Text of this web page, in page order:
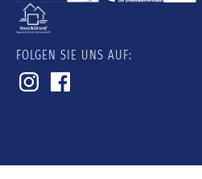
FOLGEN SIE UNS AUF: